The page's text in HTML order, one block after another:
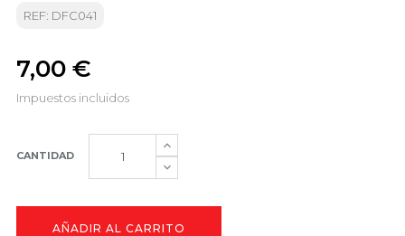
REF: DFC041
7,00 €
Impuestos incluidos
CANTIDAD
AÑADIR AL CARRITO